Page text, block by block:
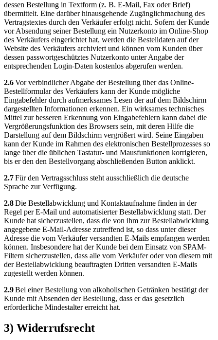
dessen Bestellung in Textform (z. B. E-Mail, Fax oder Brief)
übermittelt. Eine darüber hinausgehende Zugänglichmachung des
Vertragstextes durch den Verkäufer erfolgt nicht. Sofern der Kunde
vor Absendung seiner Bestellung ein Nutzerkonto im Online-Shop
des Verkäufers eingerichtet hat, werden die Bestelldaten auf der
Website des Verkäufers archiviert und können vom Kunden über
dessen passwortgeschütztes Nutzerkonto unter Angabe der
entsprechenden Login-Daten kostenlos abgerufen werden.
2.6Vor verbindlicher Abgabe der Bestellung über das Online-
Bestellformular des Verkäufers kann der Kunde mögliche
Eingabefehler durch aufmerksames Lesen der auf dem Bildschirm
dargestellten Informationen erkennen. Ein wirksames technisches
Mittel zur besseren Erkennung von Eingabefehlern kann dabei die
Vergrößerungsfunktion des Browsers sein, mit deren Hilfe die
Darstellung auf dem Bildschirm vergrößert wird. Seine Eingaben
kann der Kunde im Rahmen des elektronischen Bestellprozesses so
lange über die üblichen Tastatur- und Mausfunktionen korrigieren,
bis er den den Bestellvorgang abschließenden Button anklickt.
2.7Für den Vertragsschluss steht ausschließlich die deutsche
Sprache zur Verfügung.
2.8Die Bestellabwicklung und Kontaktaufnahme finden in der
Regel per E-Mail und automatisierter Bestellabwicklung statt. Der
Kunde hat sicherzustellen, dass die von ihm zur Bestellabwicklung
angegebene E-Mail-Adresse zutreffend ist, so dass unter dieser
Adresse die vom Verkäufer versandten E-Mails empfangen werden
können. Insbesondere hat der Kunde bei dem Einsatz von SPAM-
Filtern sicherzustellen, dass alle vom Verkäufer oder von diesem mit
der Bestellabwicklung beauftragten Dritten versandten E-Mails
zugestellt werden können.
2.9Bei einer Bestellung von alkoholischen Getränken bestätigt der
Kunde mit Absenden der Bestellung, dass er das gesetzlich
erforderliche Mindestalter erreicht hat.
3) Widerrufsrecht